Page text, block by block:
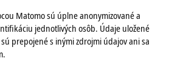
Matomo sú úplne anonymizované a
jednotlivých osôb. Údaje uložené
prepojené s inými zdrojmi údajov ani sa